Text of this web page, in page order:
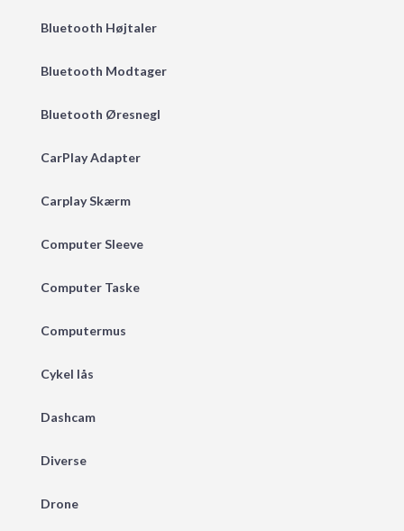
Bluetooth Højtaler
Bluetooth Modtager
Bluetooth Øresnegl
CarPlay Adapter
Carplay Skærm
Computer Sleeve
Computer Taske
Computermus
Cykel lås
Dashcam
Diverse
Drone